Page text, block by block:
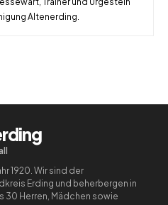
Altenerding.
1920. Wir sind der
Erding und beherbergen in
30 Herren, Mädchen sowie